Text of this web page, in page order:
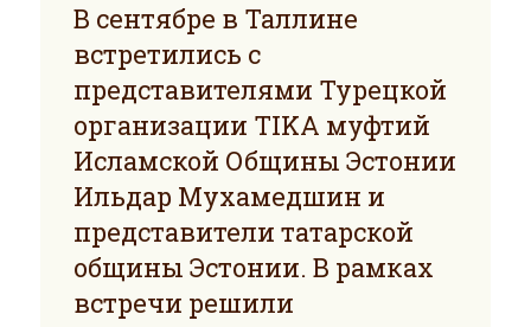
В сентябре в Таллине
встретились с
представителями Турецкой
организации TIKA муфтий
Исламской Общины Эстонии
Ильдаp Мухамедшин и
представители татарской
общины Эстонии. В рамках
встречи решили